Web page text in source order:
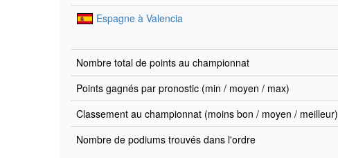
Espagne à Valencia
Nombre total de points au championnat
Points gagnés par pronostic (min / moyen / max)
Classement au championnat (moins bon / moyen / meilleur)
Nombre de podiums trouvés dans l'ordre